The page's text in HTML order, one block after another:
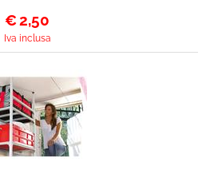
€2,50
Iva inclusa